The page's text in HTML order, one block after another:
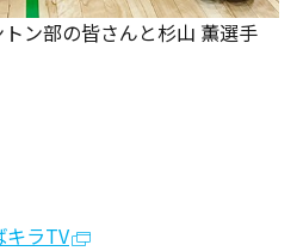
ン部の皆さんと杉山 薫選手
キラTV